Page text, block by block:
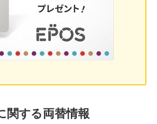
関する両替情報